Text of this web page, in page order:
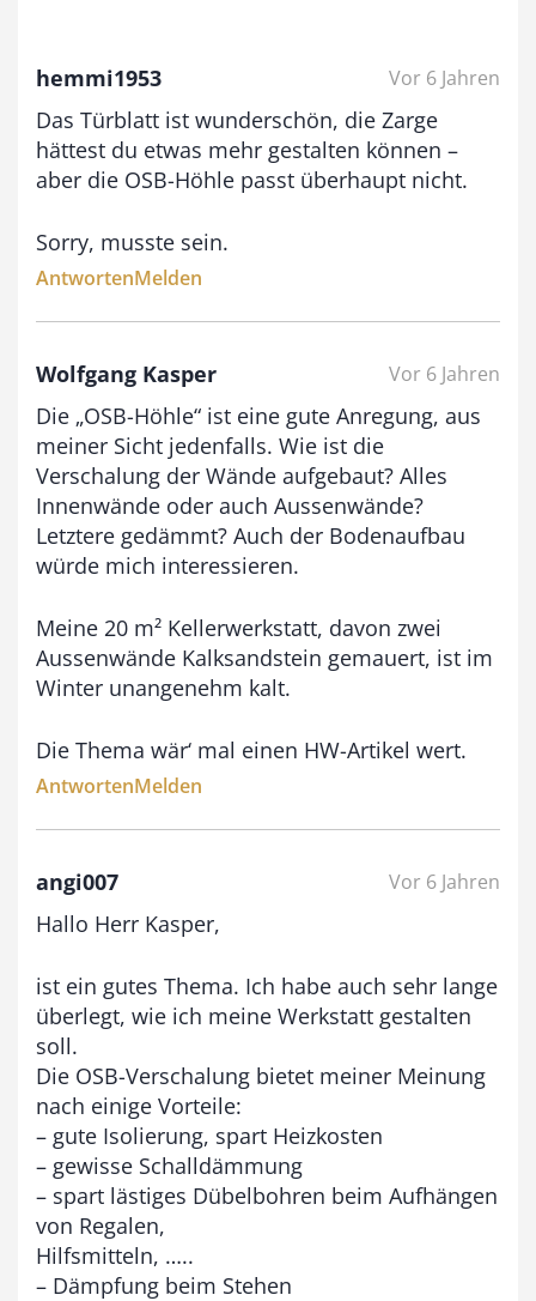
b
i
,
€
hemmi1953 Vor 6 Jahren
Das Türblatt ist wunderschön, die Zarge
hättest du etwas mehr gestalten können –
aber die OSB-Höhle passt überhaupt nicht.
Sorry, musste sein.
AntwortenMelden
Wolfgang Kasper Vor 6 Jahren
Die „OSB-Höhle“ ist eine gute Anregung, aus
meiner Sicht jedenfalls. Wie ist die
Verschalung der Wände aufgebaut? Alles
Innenwände oder auch Aussenwände?
Letztere gedämmt? Auch der Bodenaufbau
würde mich interessieren.
Meine 20 m² Kellerwerkstatt, davon zwei
Aussenwände Kalksandstein gemauert, ist im
Winter unangenehm kalt.
Die Thema wär‘ mal einen HW-Artikel wert.
AntwortenMelden
angi007 Vor 6 Jahren
Hallo Herr Kasper,
ist ein gutes Thema. Ich habe auch sehr lange
überlegt, wie ich meine Werkstatt gestalten
soll.
Die OSB-Verschalung bietet meiner Meinung
nach einige Vorteile:
– gute Isolierung, spart Heizkosten
– gewisse Schalldämmung
– spart lästiges Dübelbohren beim Aufhängen
von Regalen,
Hilfsmitteln, …..
– Dämpfung beim Stehen